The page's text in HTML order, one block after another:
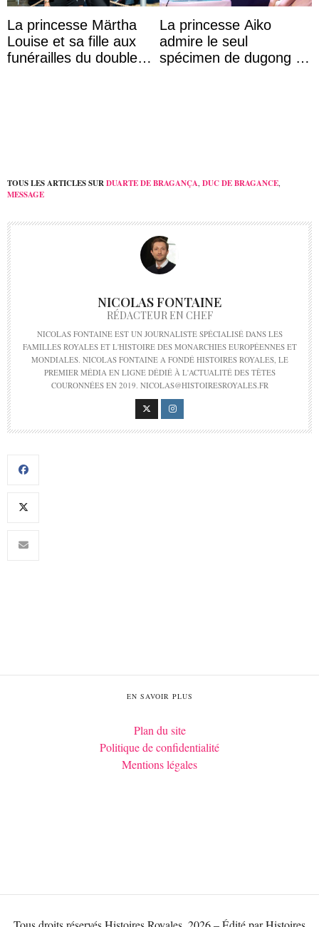
La princesse Märtha
Louise et sa fille aux
funérailles du double
La princesse Aiko
admire le seul
spécimen de dugong en
TOUS LES ARTICLES SURDUARTE DE BRAGANÇA DUC DE BRAGANCE
MESSAGE
NICOLAS FONTAINE
RÉDACTEUR EN CHEF
NICOLAS FONTAINE EST UN JOURNALISTE SPÉCIALISÉ DANS LES
FAMILLES ROYALES ET L'HISTOIRE DES MONARCHIES EUROPÉENNES ET
MONDIALES. NICOLAS FONTAINE A FONDÉ HISTOIRES ROYALES, LE
PREMIER MÉDIA EN LIGNE DÉDIÉ À L'ACTUALITÉ DES TÊTES
COURONNÉES EN 2019. NICOLAS@HISTOIRESROYALES.FR
EN SAVOIR PLUS
Plan du site
Politique de confidentialité
Mentions légales